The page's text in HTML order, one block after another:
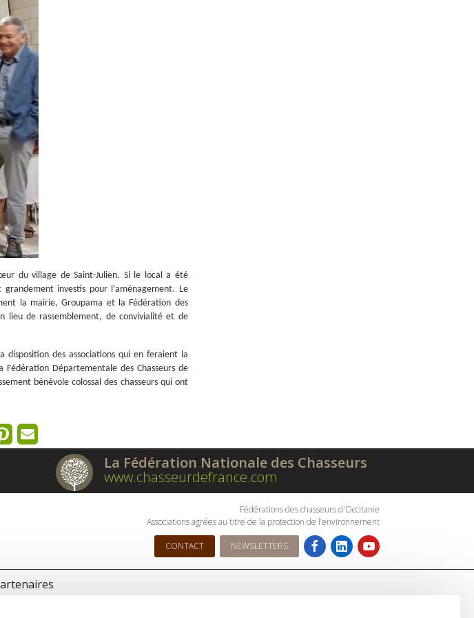
du village de Saint-Julien. Si le local a été
investis pour l’aménagement. Le
la mairie, Groupama et la Fédération des
lieu de rassemblement, de convivialité et de
des associations qui en feraient la
Départementale des Chasseurs de
bénévole colossal des chasseurs qui ont
La Fédération Nationale des Chasseurs
www.chasseurdefrance.com
Fédérations des chasseurs d'Occitanie
Associations agrées au titre de la protection de l’environnement
CONTACT NEWSLETTERS